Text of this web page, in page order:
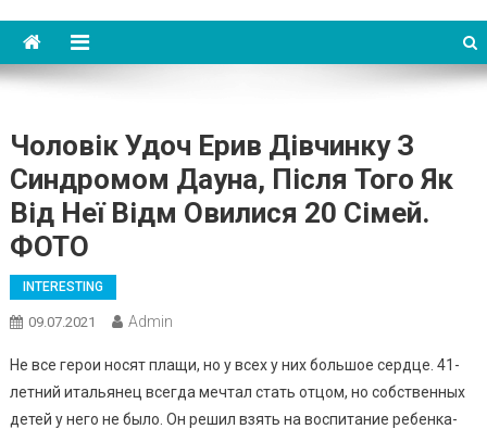
Чоловік Удоч Ерив Дівчинку З
Синдромом Дауна, Після Того Як
Від Неї Відм Овилися 20 Сімей.
ФОТО
INTERESTING
09.07.2021 Admin
Не все герои носят плащи, но у всех у них большое сердце. 41-
летний итальянец всегда мечтал стать отцом, но собственных
детей у него не было. Он решил взять на воспитание ребенка-